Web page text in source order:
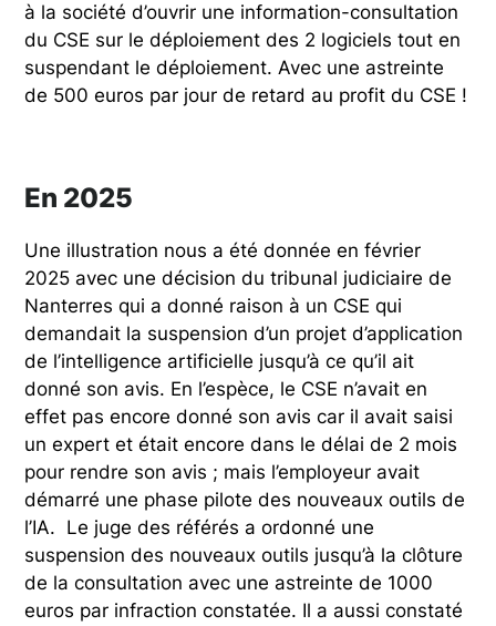
à la société d’ouvrir une information-consultation
du CSE sur le déploiement des 2 logiciels tout en
suspendant le déploiement. Avec une astreinte
de 500 euros par jour de retard au profit du CSE !
En 2025
Une illustration nous a été donnée en février
2025 avec une décision du tribunal judiciaire de
Nanterres qui a donné raison à un CSE qui
demandait la suspension d’un projet d’application
de l’intelligence artificielle jusqu’à ce qu’il ait
donné son avis. En l’espèce, le CSE n’avait en
effet pas encore donné son avis car il avait saisi
un expert et était encore dans le délai de 2 mois
pour rendre son avis ; mais l’employeur avait
démarré une phase pilote des nouveaux outils de
l’IA. Le juge des référés a ordonné une
suspension des nouveaux outils jusqu’à la clôture
de la consultation avec une astreinte de 1000
euros par infraction constatée. Il a aussi constaté